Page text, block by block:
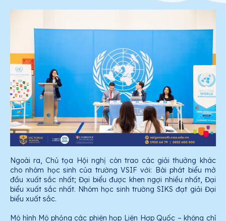
Ngoài ra, Chủ tọa Hội nghị còn trao các giải thưởng khác
cho nhóm học sinh của trường VSIF với: Bài phát biểu mở
đầu xuất sắc nhất; Đại biểu được khen ngợi nhiều nhất, Đại
biểu xuất sắc nhất. Nhóm học sinh trường SIKS đạt giải Đại
biểu xuất sắc.
Mô hình Mô phỏng các phiên họp Liên Hợp Quốc – không chỉ